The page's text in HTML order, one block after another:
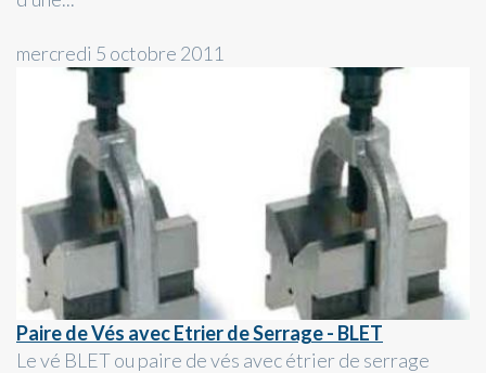
mercredi 5 octobre 2011
Paire de Vés avec Etrier de Serrage - BLET
Le vé BLET ou paire de vés avec étrier de serrage